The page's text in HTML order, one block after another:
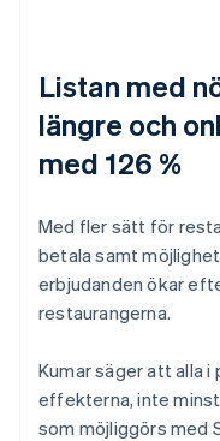
Listan med
längre och
med 126 %
Med fler sätt för
betala samt
erbjudanden ökar
restaurangerna.
Kumar säger att alla
effekterna, inte
som möjliggörs med